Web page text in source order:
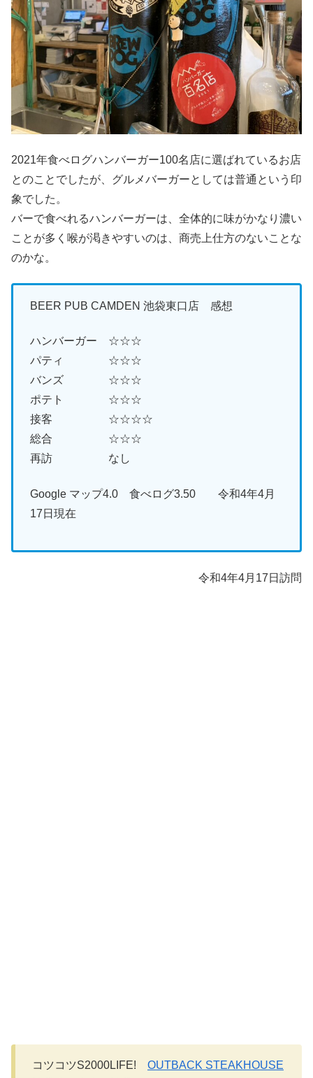
2021年食べログハンバーガー100名店に選ばれているお店
とのことでしたが、グルメバーガーとしては普通という印
象でした。
バーで食べれるハンバーガーは、全体的に味がかなり濃い
ことが多く喉が渇きやすいのは、商売上仕方のないことな
のかな。
BEER PUB CAMDEN 池袋東口店 感想
ハンバーガー ☆☆☆
パティ ☆☆☆
バンズ ☆☆☆
ポテト ☆☆☆
接客 ☆☆☆☆
総合 ☆☆☆
再訪 なし
Google マップ4.0 食べログ3.50 令和4年4月
17日現在
令和4年4月17日訪問
コツコツS2000LIFE! OUTBACK STEAKHOUSE